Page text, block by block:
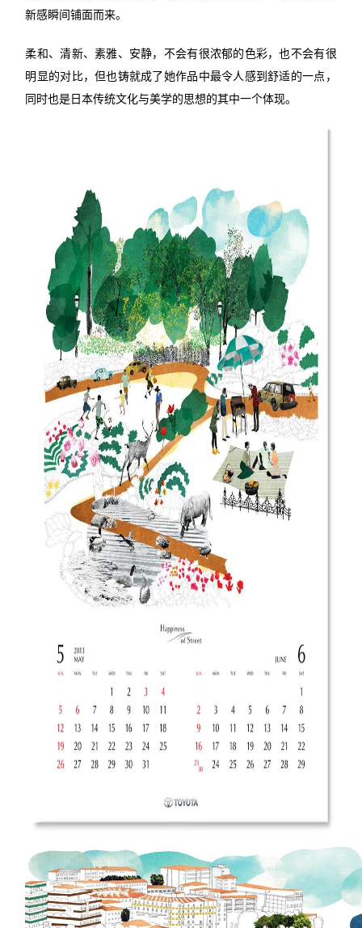
新感瞬间铺面而来。
柔和、清新、素雅、安静，不会有很浓郁的色彩，也不会有很
明显的对比，但也铸就成了她作品中最令人感到舒适的一点，
同时也是日本传统文化与美学的思想的其中一个体现。